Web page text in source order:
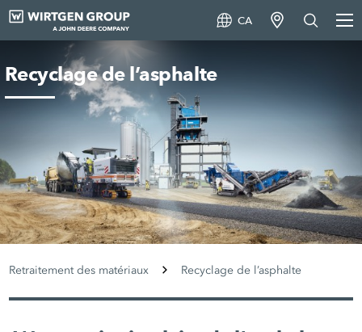
CA
Recyclage de l’asphalte
Retraitement des matériaux Recyclage de l’asphalte